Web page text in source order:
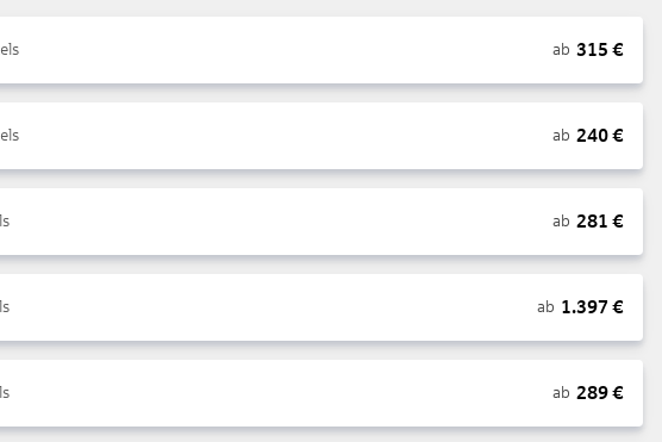
ab 315 €
ab 240€
ab 281 €
ab 1.397 €
ab 289€